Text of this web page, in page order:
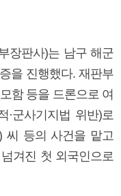
장판사)는 남구 해군
을 진행했다. 재판부
함 등을 드론으로 여
군사기지법 위반)로
씨 등의 사건을 맡고
겨진 첫 외국인으로